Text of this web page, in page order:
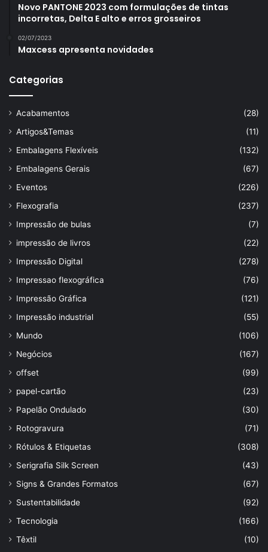
Novo PANTONE 2023 com formulações de tintas
incorretas, Delta E alto e erros grosseiros
02/07/2023
Maxcess apresenta novidades
Categorias
Acabamentos
(28)
Artigos&Temas
(11)
Embalagens Flexíveis
(132)
Embalagens Gerais
(67)
Eventos
(226)
Flexografia
(237)
Impressão de bulas
(7)
impressão de livros
(22)
Impressão Digital
(278)
Impressao flexográfica
(76)
Impressão Gráfica
(121)
Impressão industrial
(55)
Mundo
(106)
Negócios
(167)
offset
(99)
papel-cartão
(23)
Papelão Ondulado
(30)
Rotogravura
(71)
Rótulos & Etiquetas
(308)
Serigrafia Silk Screen
(43)
Signs & Grandes Formatos
(67)
Sustentabilidade
(92)
Tecnologia
(166)
Têxtil
(10)